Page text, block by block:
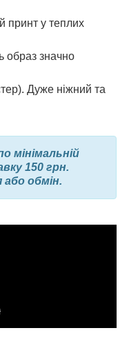
принт у теплих
образ значно
Дуже ніжний та
мінімальній
150 грн.
або обмін.